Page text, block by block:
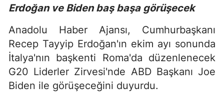
Erdoğan ve Biden baş başa görüşecek
Anadolu Haber Ajansı, Cumhurbaşkanı
Recep Tayyip Erdoğan'ın ekim ayı sonunda
İtalya'nın başkenti Roma'da düzenlenecek
G20 Liderler Zirvesi'nde ABD Başkanı Joe
Biden ile görüşeceğini duyurdu.